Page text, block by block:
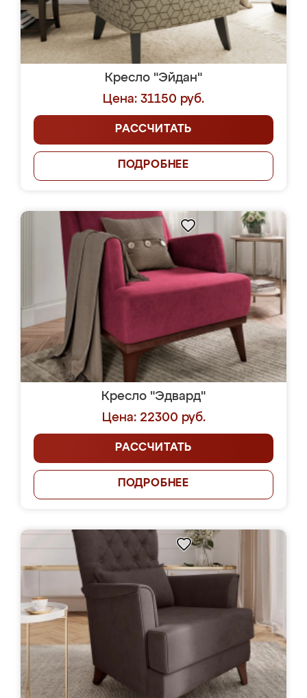
Кресло "Эйдан"
Цена: 31150 руб.
РАССЧИТАТЬ
ПОДРОБНЕЕ
Кресло "Эдвард"
Цена: 22300 руб.
РАССЧИТАТЬ
ПОДРОБНЕЕ